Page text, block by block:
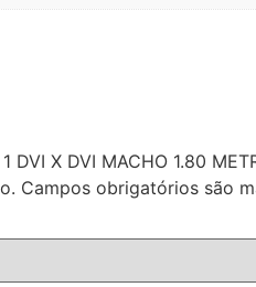
X DVI MACHO 1.80
Campos obrigatórios são